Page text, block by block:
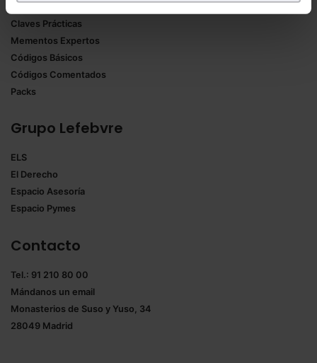
experiencia en la web sea óptima
Puedesaceptar solo las esenciales
todas las cookies excepto aquellas imprescindibles.
También puedes
seleccionar solo aquellas que quieras permitir en tu
navegador. Si no seleccionas ninguna utilizaremos
Manuales de Derecho
Claves Prácticas
Mementos Expertos
Códigos Básicos
Códigos Comentados
Packs
Grupo Lefebvre
ELS
El Derecho
Espacio Asesoría
Espacio Pymes
Contacto
Tel.: 91 210 80 00
Mándanos un email
Monasterios de Suso y Yuso, 34
28049 Madrid